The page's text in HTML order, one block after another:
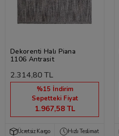
Dekorenti Halı Piana
1106 Antrasit
2.314,80 TL
%15 İndirim
Sepetteki Fiyat
1.967,58 TL
Ücretsiz Kargo Hızlı Teslimat